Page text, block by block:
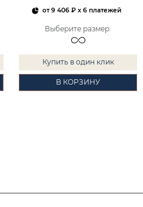
от9 406 ₽x 6 платежей
Выберите размер:
Купить в один клик
В КОРЗИНУ